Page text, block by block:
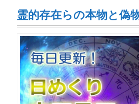
霊的存在らの本物と偽